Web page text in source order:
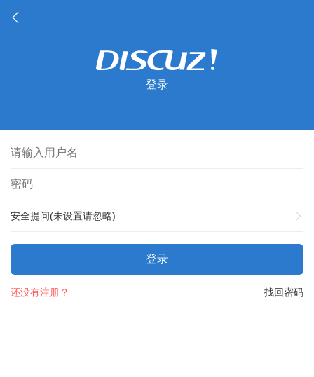
登录
安全提问(未设置请忽略)
登录
找回密码
还没有注册？